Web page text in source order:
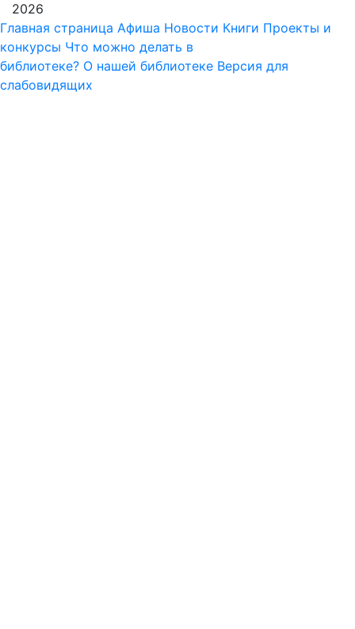
2026
Главная страница Афиша Новости Книги Проекты и
конкурсы Что можно делать в
библиотеке? О нашей библиотеке Версия для
слабовидящих